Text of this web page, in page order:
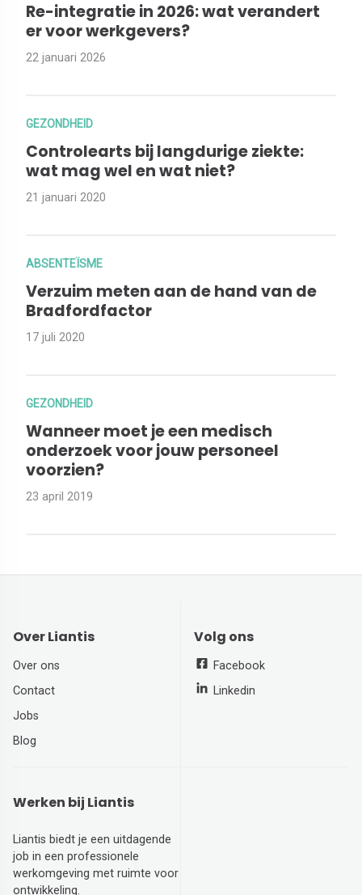
Re-integratie in 2026: wat verandert
er voor werkgevers?
22 januari 2026
GEZONDHEID
Controlearts bij langdurige ziekte:
wat mag wel en wat niet?
21 januari 2020
ABSENTEÏSME
Verzuim meten aan de hand van de
Bradfordfactor
17 juli 2020
GEZONDHEID
Wanneer moet je een medisch
onderzoek voor jouw personeel
voorzien?
23 april 2019
Over Liantis
Over ons
Contact
Jobs
Blog
Volg ons
Facebook
Linkedin
Werken bij Liantis
Liantis biedt je een uitdagende
job in een professionele
werkomgeving met ruimte voor
ontwikkeling.